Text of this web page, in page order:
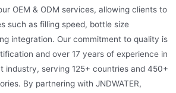
OEM & ODM services, allowing clients to
such as filling speed, bottle size
integration. Our commitment to quality is
and over 17 years of experience in
industry, serving 125+ countries and 450+
By partnering with JNDWATER,